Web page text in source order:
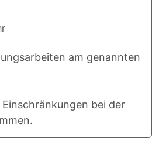
am genannten
bei der